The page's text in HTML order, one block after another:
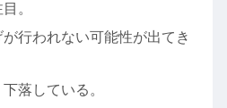
。
行われない可能性が出てき
落している。